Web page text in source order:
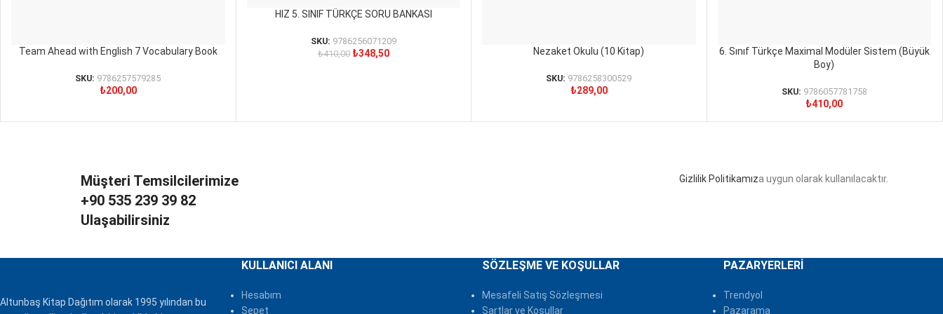
SEPETE EKLE
Team Ahead with English 7 Vocabulary Book
SKU: 9786257579285
₺200,00
SEPETE EKLE
HIZ 5. SINIF TÜRKÇE SORU BANKASI
SKU: 9786256071209
₺410,00 ₺348,50 SEPETE EKLENezaket Okulu (10 Kitap)
SKU: 9786258300529
₺289,00
SEPETE EKLE
6. Sınıf Türkçe Maximal Modüler Sistem (Büyük
Boy)
SKU: 9786057781758
₺410,00
Müşteri Temsilcilerimize
+90 535 239 39 82
Ulaşabilirsiniz
Gizlilik Politikamıza uygun olarak kullanılacaktır.
Altunbaş Kitap Dağıtım olarak 1995 yılından bu
KULLANICI ALANI
Hesabım
Sepet
SÖZLEŞME VE KOŞULLAR
Mesafeli Satış Sözleşmesi
Şartlar ve Koşullar
PAZARYERLERI
Trendyol
Pazarama